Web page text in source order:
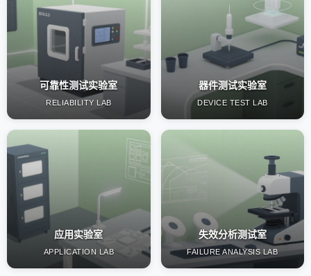
可靠性测试实验室
RELIABILITY LAB
器件测试实验室
DEVICE TEST LAB
应用实验室
APPLICATION LAB
失效分析测试室
FAILURE ANALYSIS LAB